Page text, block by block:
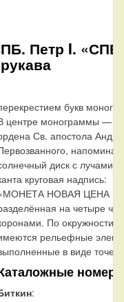
Петр I.
букв
центре монограммы —
Св. апостола
диск с лучами.
круговая надпись:
НОВАЯ ЦЕНА
на четыре
По окружности
рельефные
в виде точек.
номера
: